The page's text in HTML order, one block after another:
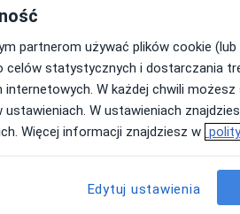
się skuteczne i
co tydzień o
dwa tygodnie.
partnerom używać plików cookie (lub
celów statystycznych i dostarczania
W każdej chwili możesz
W ustawieniach
Więcej informacji znajdziesz w
Edytuj ustawienia